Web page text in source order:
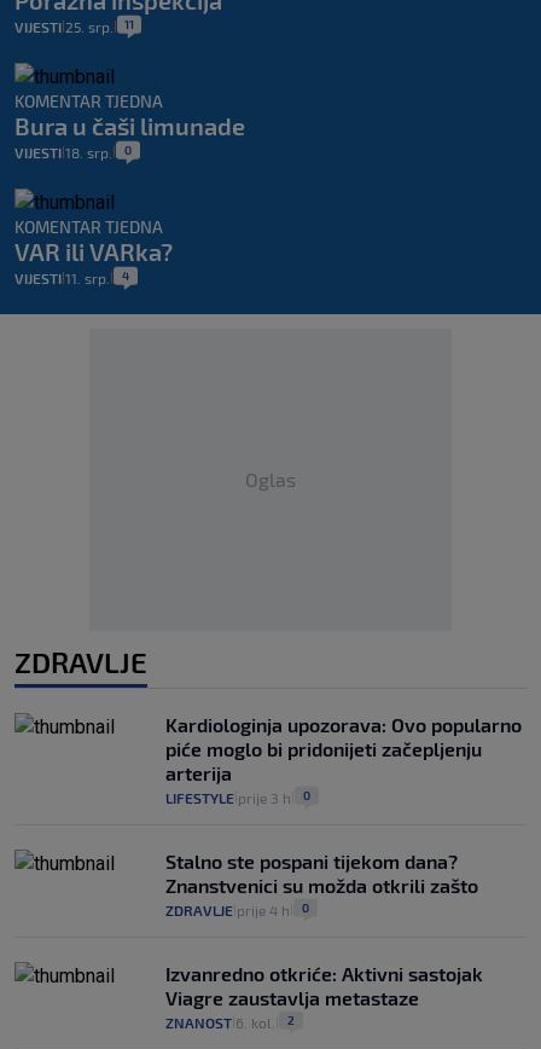
VIJESTI 25. srp. 11
KOMENTAR TJEDNA
Bura u čaši limunade
VIJESTI 18. srp. 0
KOMENTAR TJEDNA
VAR ili VARka?
VIJESTI 11. srp. 4
Oglas
ZDRAVLJE
Kardiologinja upozorava: Ovo popularno
piće moglo bi pridonijeti začepljenju
arterija
LIFESTYLE prije 3 h 0
Stalno ste pospani tijekom dana?
Znanstvenici su možda otkrili zašto
ZDRAVLJE prije 4 h 0
Izvanredno otkriće: Aktivni sastojak
Viagre zaustavlja metastaze
ZNANOST 6. kol. 2